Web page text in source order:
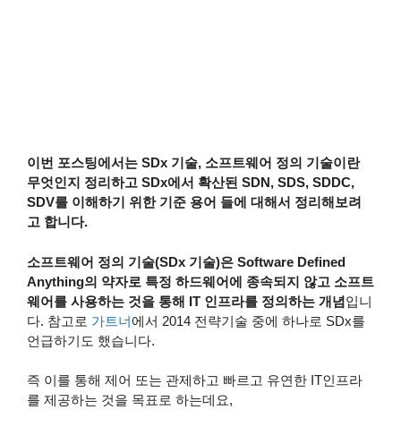
이번 포스팅에서는 SDx 기술, 소프트웨어 정의 기술이란
무엇인지 정리하고 SDx에서 확산된 SDN, SDS, SDDC,
SDV를 이해하기 위한 기준 용어 들에 대해서 정리해보려
고 합니다.
소프트웨어 정의 기술(SDx 기술)은 Software Defined
Anything의 약자로 특정 하드웨어에 종속되지 않고 소프트
웨어를 사용하는 것을 통해 IT 인프라를 정의하는 개념입니
다. 참고로 가트너에서 2014 전략기술 중에 하나로 SDx를
언급하기도 했습니다.
즉 이를 통해 제어 또는 관제하고 빠르고 유연한 IT인프라
를 제공하는 것을 목표로 하는데요,